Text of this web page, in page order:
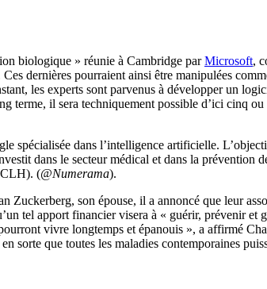
biologique » réunie à Cambridge parMicrosoft,
dernières pourraient ainsi être manipulées
les experts sont parvenus à développer un
terme, il sera techniquement possible d’ici cinq
spécialisée dans l’intelligence artificielle.
dans le secteur médical et dans la prévention
(@Numerama).
Zuckerberg, son épouse, il a annoncé que leur
tel apport financier visera à « guérir, prévenir et
vivre longtemps et épanouis », a affirmé
sorte que toutes les maladies contemporaines